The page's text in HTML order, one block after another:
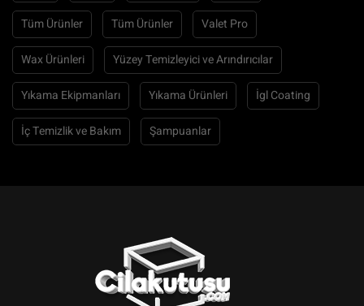
Tüm Ürünler Tüm Ürünler Valet Pro
Wax Ürünleri Yüzey Temizleyici ve Arındırıcılar
Yıkama Ekipmanları Yıkama Ürünleri İgl Coating
İç Temizlik ve Bakım Şampuanlar